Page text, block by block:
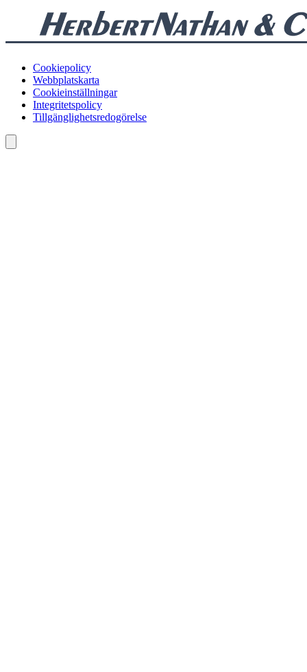
Cookiepolicy
Webbplatskarta
Cookieinställningar
Integritetspolicy
Tillgänglighetsredogörelse